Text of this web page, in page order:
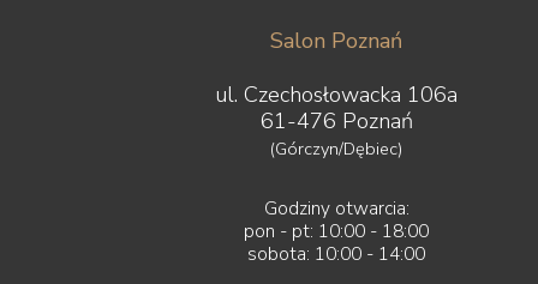
Salon Poznań
ul. Czechosłowacka 106a
61-476 Poznań
(Górczyn/Dębiec)
Godziny otwarcia:
pon - pt: 10:00 - 18:00
sobota: 10:00 - 14:00